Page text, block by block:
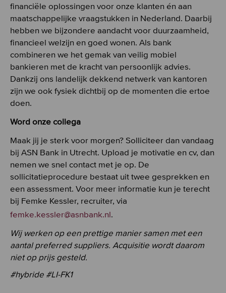
financiële oplossingen voor onze klanten én aan
maatschappelijke vraagstukken in Nederland. Daarbij
hebben we bijzondere aandacht voor duurzaamheid,
financieel welzijn en goed wonen. Als bank
combineren we het gemak van veilig mobiel
bankieren met de kracht van persoonlijk advies.
Dankzij ons landelijk dekkend netwerk van kantoren
zijn we ook fysiek dichtbij op de momenten die ertoe
doen.
Word onze collega
Maak jij je sterk voor morgen? Solliciteer dan vandaag
bij ASN Bank in Utrecht. Upload je motivatie en cv, dan
nemen we snel contact met je op. De
sollicitatieprocedure bestaat uit twee gesprekken en
een assessment. Voor meer informatie kun je terecht
bij Femke Kessler, recruiter, via
femke.kessler@asnbank.nl.
Wij werken op een prettige manier samen met een
aantal preferred suppliers. Acquisitie wordt daarom
niet op prijs gesteld.
#hybride #LI-FK1